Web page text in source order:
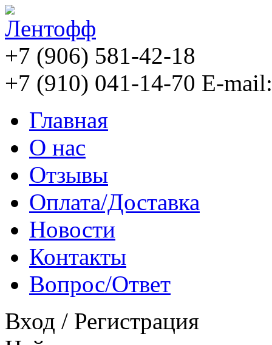
+7 (906) 581-42-18
+7 (910) 041-14-70 E-
Главная
О нас
Отзывы
Оплата/Доставка
Новости
Контакты
Вопрос/Ответ
Вход / Регистрация